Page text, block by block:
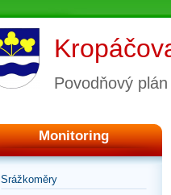
Povodňový
Monitoring
Srážkoměry